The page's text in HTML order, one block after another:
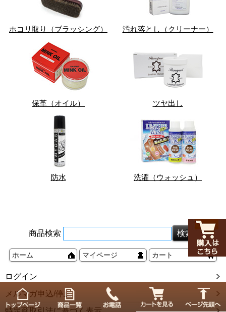
ホコリ取り（ブラッシング） 汚れ落とし（クリーナー）
保革（オイル） ツヤ出し
防水 洗濯（ウォッシュ）
商品検索
ホーム マイページ カート
ログイン
メルマガ申込/停止